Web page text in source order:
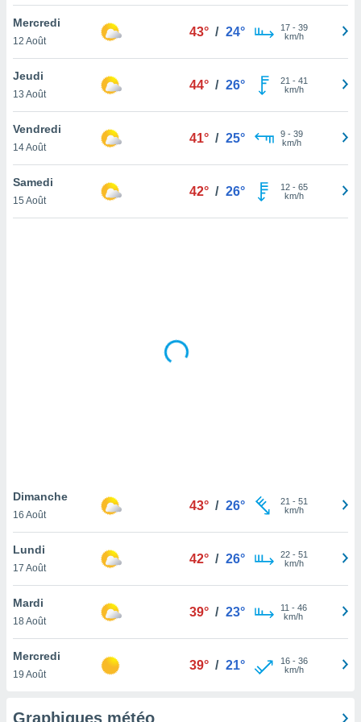
votre
à
en
le
notre
que
et que
Mercredi
12 Août
43° / 24° 17- 39
km/h
Jeudi
13 Août
44° / 26° 21 - 41
km/h
Vendredi
14 Août
41° / 25° 9- 39
km/h
Samedi
15 Août
42° / 26° 12- 65
km/h
Dimanche
16 Août
43° / 26° 21 - 51
km/h
Lundi
17 Août
42° / 26° 22- 51
km/h
Mardi
18 Août
39° / 23° 11 - 46
km/h
Mercredi
19 Août
39° / 21° 16- 36
km/h
Graphiques météo